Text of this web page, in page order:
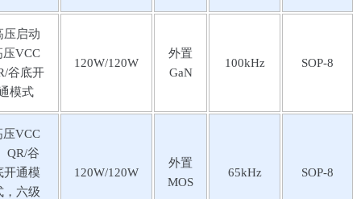
压启动
压VCC
⾕底开
模式
120W/120W
外置
GaN
100kHz SOP-8
压VCC
QR/⾕
开通模
，六级
120W/120W
外置
MOS
65kHz SOP-8